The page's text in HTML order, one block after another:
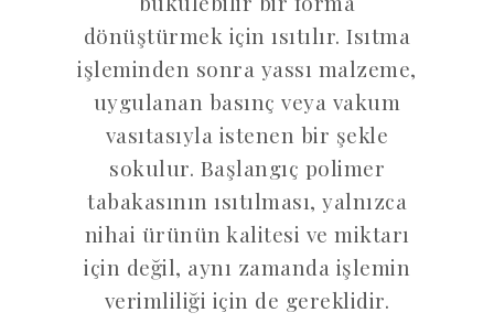
dönüştürmek için ısıtılır. Isıtma
işleminden sonra yassı malzeme,
uygulanan basınç veya vakum
vasıtasıyla istenen bir şekle
sokulur. Başlangıç polimer
tabakasının ısıtılması, yalnızca
nihai ürünün kalitesi ve miktarı
için değil, aynı zamanda işlemin
verimliliği için de gereklidir.